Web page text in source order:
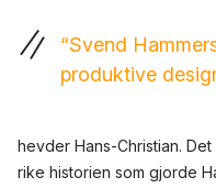
“Svend
produktive
hevder Hans-Christian.
rike historien som gjorde